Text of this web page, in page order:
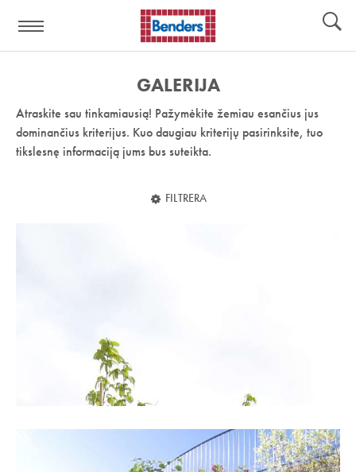
nuoroda:
GALERIJA
Atraskite sau tinkamiausią! Pažymėkite žemiau esančius jus
dominančius kriterijus. Kuo daugiau kriterijų pasirinksite, tuo
tikslesnę informaciją jums bus suteikta.
FILTRERA